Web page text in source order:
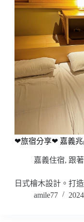
❤旅宿分享❤ 嘉義兆
嘉義住宿, 跟
日式檜木設計。打
amile77